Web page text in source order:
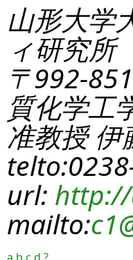
山形大学
ィ研究所
〒992-
質化学工
准教授 伊
url:
mailto:c1